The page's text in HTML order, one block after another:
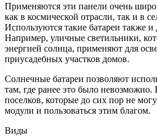
Применяются эти панели очень
как в космической отрасли, так и в
Используются такие батареи также
Например, уличные светильники,
энергией солнца, применяют для
приусадебных участков домов.
Солнечные батареи позволяют
там, где ранее это было невозможно.
поселков, которые до сих пор не
модули и пользоваться этим благом.
Виды